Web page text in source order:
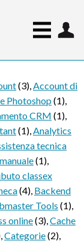
(3),Account di
Photoshop(1),
CRM (1),
(1),Analytics
tecnica
(1),
classex
(4), Backend
Tools (1),
online(3),Cache
,Categorie(2),